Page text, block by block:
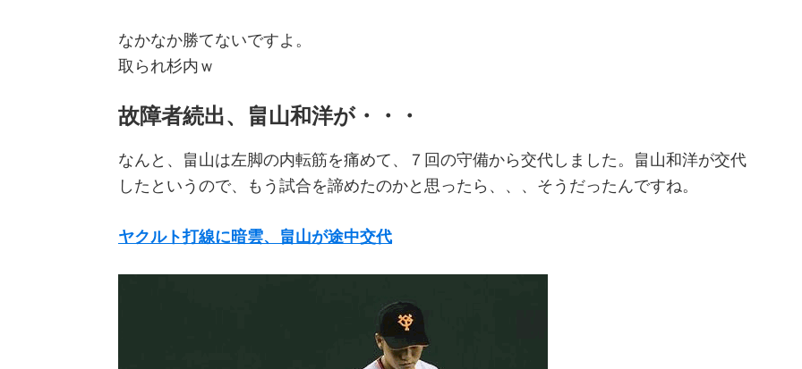
なかなか勝てないですよ。
取られ杉内ｗ
故障者続出、畠山和洋が・・・
なんと、畠山は左脚の内転筋を痛めて、７回の守備から交代しました。畠山和洋が交代
したというので、もう試合を諦めたのかと思ったら、、、そうだったんですね。
ヤクルト打線に暗雲、畠山が途中交代